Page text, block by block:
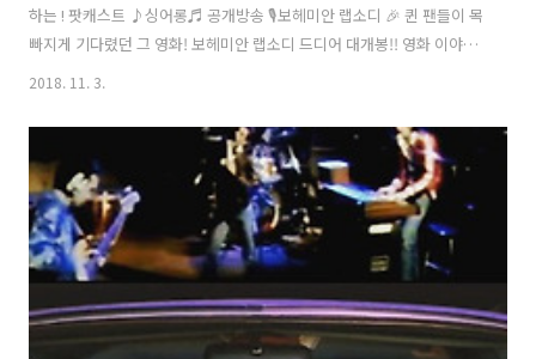
하는 ! 팟캐스트 ♪싱어롱♬ 공개방송 🎙보헤미안 랩소디 🎉 퀸 팬들이 목
빠지게 기다렸던 그 영화! 보헤미안 랩소디 드디어 대개봉!! 영화 이야기
나누면서 OST를 함께 불러요~ . === 방송 정보 === ▶️2018.11.3 SAT
원(1free drink 음료or맥주) ▶️예매신청 및 문의
bohemianrhapsody.modoo.at - 퀸 트리뷰트 밴드 영부인밴드 보컬
신창엽의 싱어롱 리딩! - 영부인밴드 키보디스트 문용의 피아노 반주! -
대한민국 음악평론가 NO.1 임진모 선생님이 전하는 퀸 이야기 까지! *재
미있는 코너와 푸짐한 경..
2018. 11. 3.